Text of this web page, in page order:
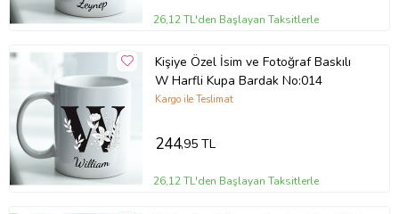
26,12 TL'den Başlayan Taksitlerle
Kişiye Özel İsim ve Fotoğraf Baskılı
W Harfli Kupa Bardak No:014
Kargo ile Teslimat
244,95 TL
26,12 TL'den Başlayan Taksitlerle